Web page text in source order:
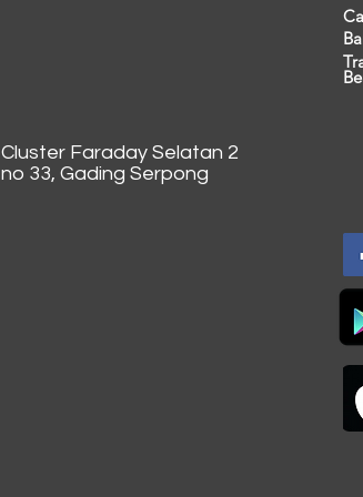
Cluster Faraday Selatan 2
no 33, Gading Serpong